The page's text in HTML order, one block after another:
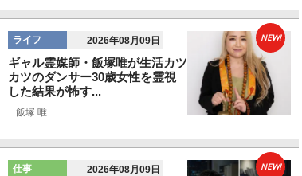
ライフ 2026年08月09日
ギャル霊媒師・飯塚唯が生活カツ
カツのダンサー30歳女性を霊視
した結果が怖す...
飯塚 唯
NEW!
仕事 2026年08月09日 NEW!